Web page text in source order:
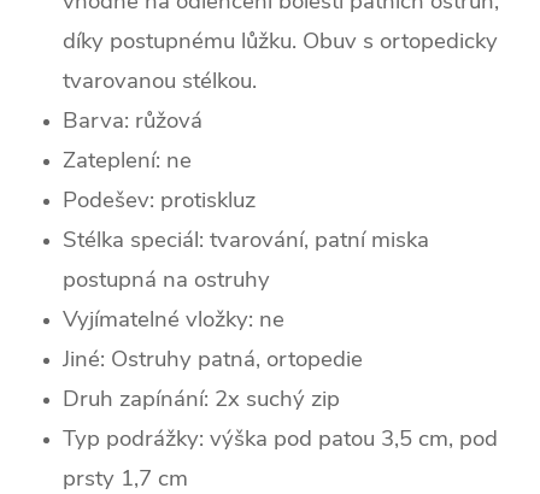
díky postupnému lůžku. Obuv s ortopedicky
tvarovanou stélkou.
Barva: růžová
Zateplení: ne
Podešev: protiskluz
Stélka speciál: tvarování, patní miska
postupná na ostruhy
Vyjímatelné vložky: ne
Jiné: Ostruhy patná, ortopedie
Druh zapínání: 2x suchý zip
Typ podrážky: výška pod patou 3,5 cm, pod
prsty 1,7 cm